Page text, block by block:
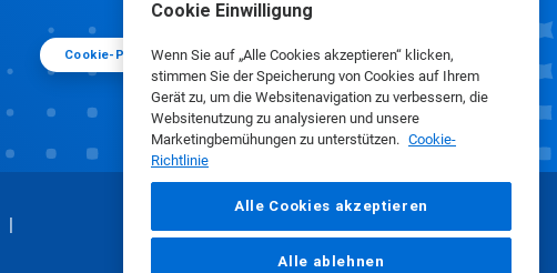
Cookie Einwilligung
Wenn Sie auf „Alle Cookies akzeptieren“ klicken,
stimmen Sie der Speicherung von Cookies auf Ihrem
Gerät zu, um die Websitenavigation zu verbessern, die
Websitenutzung zu analysieren und unsere
Marketingbemühungen zu unterstützen. Cookie-
Richtlinie
Alle Cookies akzeptieren
Alle ablehnen
Cookie-Präferenzen
|